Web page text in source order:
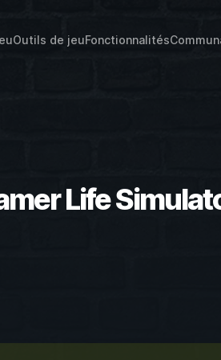
Outils de jeuFonctionnalités
Life